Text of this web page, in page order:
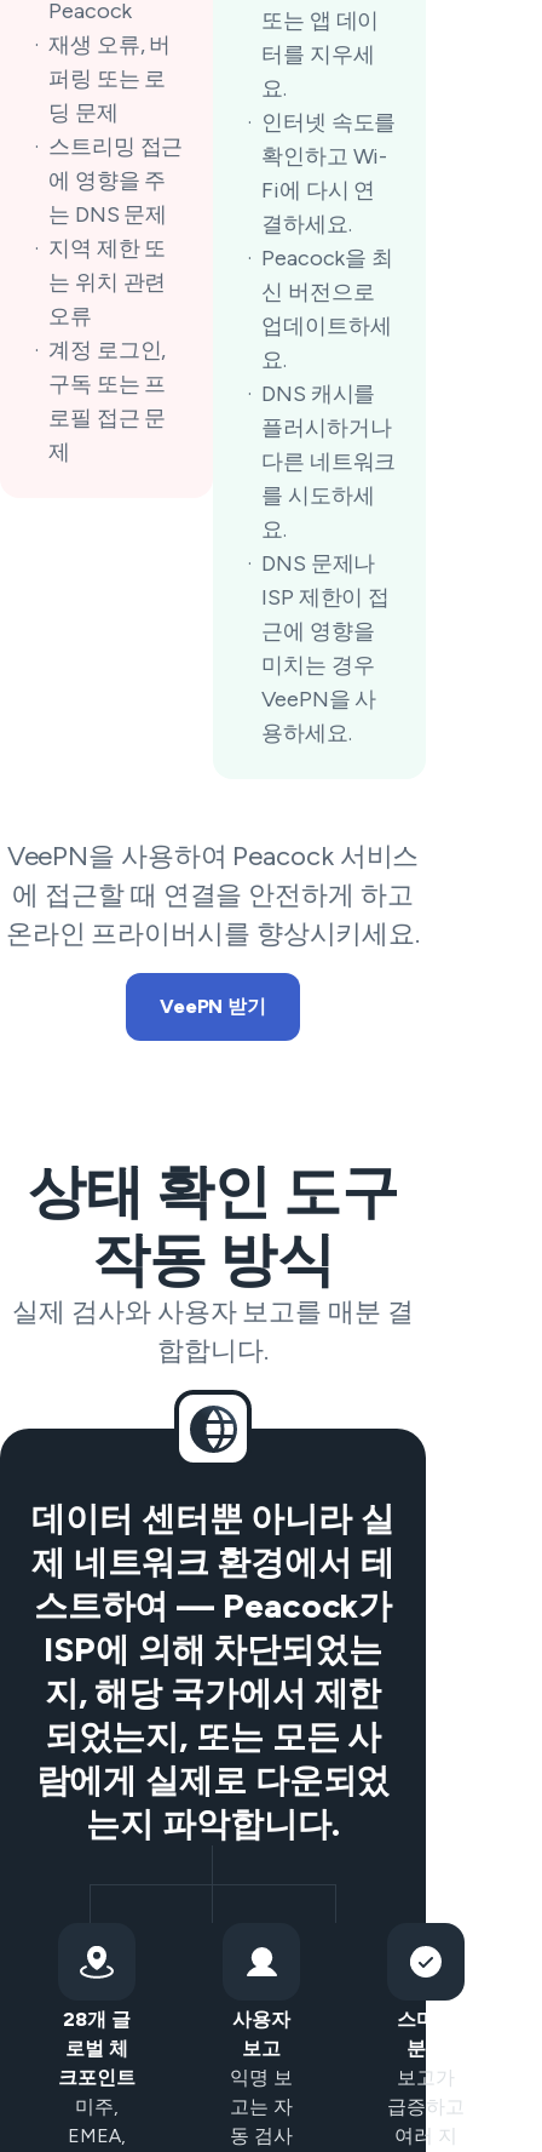
Peacock
재생 오류, 버
퍼링 또는 로
딩 문제
스트리밍 접근
에 영향을 주
는 DNS 문제
지역 제한 또
는 위치 관련
오류
계정 로그인,
구독 또는 프
로필 접근 문
제
또는 앱 데이
터를 지우세
요.
인터넷 속도를
확인하고 Wi-
Fi에 다시 연
결하세요.
Peacock을 최
신 버전으로
업데이트하세
요.
DNS 캐시를
플러시하거나
다른 네트워크
를 시도하세
요.
DNS 문제나
ISP 제한이 접
근에 영향을
미치는 경우
VeePN을 사
용하세요.
VeePN을 사용하여 Peacock 서비스
에 접근할 때 연결을 안전하게 하고
온라인 프라이버시를 향상시키세요.
VeePN 받기
상태 확인 도구
작동 방식
실제 검사와 사용자 보고를 매분 결
합합니다.
데이터 센터뿐 아니라 실
제 네트워크 환경에서 테
스트하여 — Peacock가
ISP에 의해 차단되었는
지, 해당 국가에서 제한
되었는지, 또는 모든 사
람에게 실제로 다운되었
는지 파악합니다.
28개 글
로벌 체
크포인트
미주,
EMEA,
사용자
보고
익명 보
고는 자
동 검사
스마트
분류
보고가
급증하고
여러 지